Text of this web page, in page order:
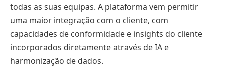
todas as suas equipas. A plataforma vem permitir
uma maior integração com o cliente, com
capacidades de conformidade e insights do cliente
incorporados diretamente através de IA e
harmonização de dados.